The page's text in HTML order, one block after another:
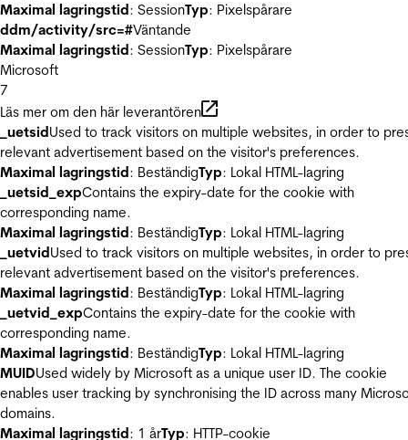
Maximal lagringstid: SessionTyp: Pixelspårare
ddm/activity/src=#Väntande
Maximal lagringstid: SessionTyp: Pixelspårare
Microsoft
7
Läs mer om den här leverantören
_uetsidUsed to track visitors on multiple websites, in order to
relevant advertisement based on the visitor's preferences.
Maximal lagringstid: BeständigTyp: Lokal HTML-lagring
_uetsid_expContains the expiry-date for the cookie with
corresponding name.
Maximal lagringstid: BeständigTyp: Lokal HTML-lagring
_uetvidUsed to track visitors on multiple websites, in order to
relevant advertisement based on the visitor's preferences.
Maximal lagringstid: BeständigTyp: Lokal HTML-lagring
_uetvid_expContains the expiry-date for the cookie with
corresponding name.
Maximal lagringstid: BeständigTyp: Lokal HTML-lagring
MUIDUsed widely by Microsoft as a unique user ID. The cookie
enables user tracking by synchronising the ID across many
domains.
Maximal lagringstid: 1 årTyp: HTTP-cookie